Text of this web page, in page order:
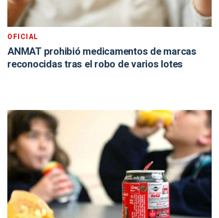
OFICIAL
ANMAT prohibió medicamentos de marcas
reconocidas tras el robo de varios lotes